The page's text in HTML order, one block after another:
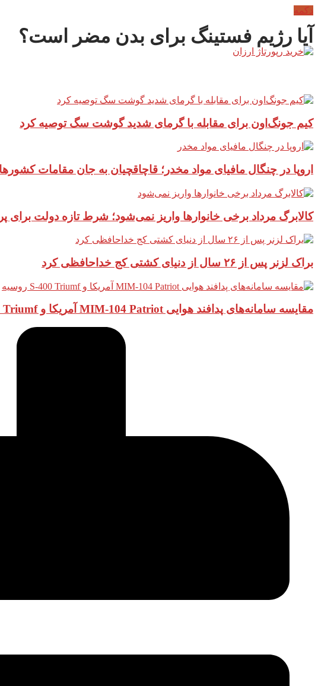
دکمه
آیا رژیم فستینگ برای بدن مضر است؟
کیم جونگ‌اون برای مقابله با گرمای شدید گوشت سگ توصیه کرد
اروپا در چنگال مافیای مواد مخدر؛ قاچاقچیان به جان مقامات کشورها
کالابرگ مرداد برخی خانوارها واریز نمی‌شود؛ شرط تازه دولت برای
براک لزنر پس از ۲۶ سال از دنیای کشتی کج خداحافظی کرد
مقایسه سامانه‌های پدافند هوایی MIM-104 Patriot آمریکا و S-400 Triumf روسیه